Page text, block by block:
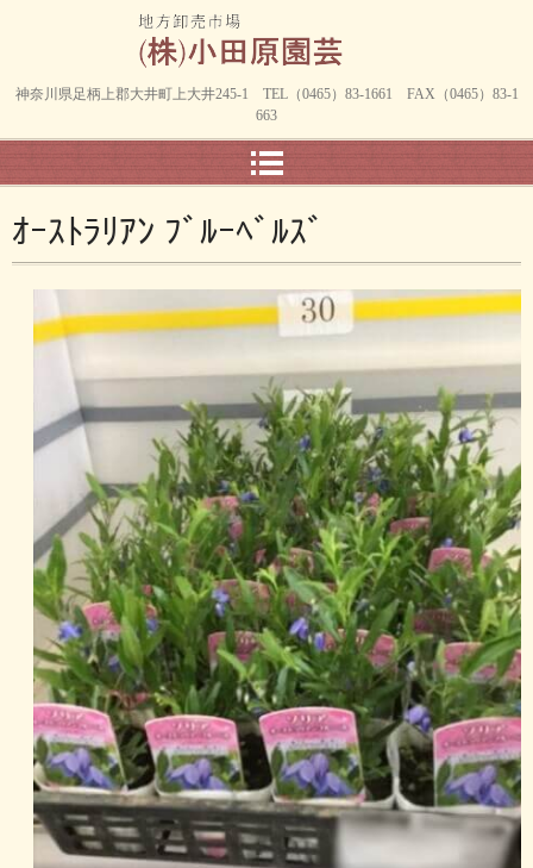
神奈川県足柄上郡大井町上大井245-1 TEL（0465）83-1661 FAX（0465）83-1
663
ｵｰｽﾄﾗﾘｱﾝ ﾌﾞﾙｰﾍﾞﾙｽﾞ